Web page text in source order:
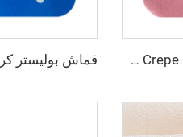
قماش بوليستر 100٪ بحجم 180D kain CEY Airflow Crepe Crinkle Rayon مخصص لملابس النساء